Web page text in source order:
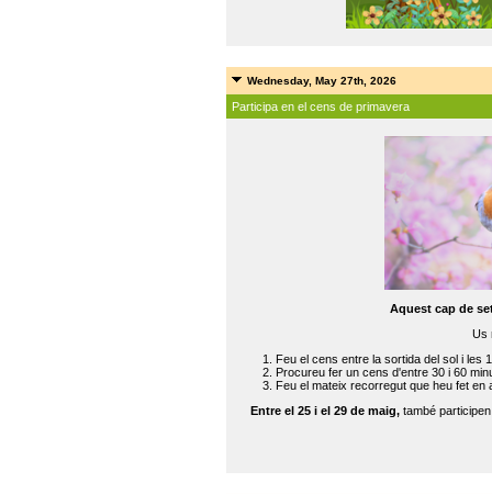
Wednesday, May 27th, 2026
Participa en el cens de primavera
Aquest cap de
Us
Feu el cens entre la sortida del sol i les
Procureu fer un cens d'entre 30 i 60
Feu el mateix recorregut que heu fet en
Entre el 25 i el 29 de maig, també